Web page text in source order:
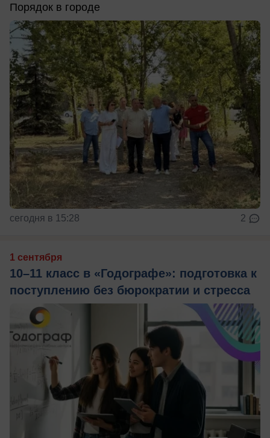
Порядок в городе
сегодня в 15:28 2
1 сентября
10–11 класс в «Годографе»: подготовка к
поступлению без бюрократии и стресса